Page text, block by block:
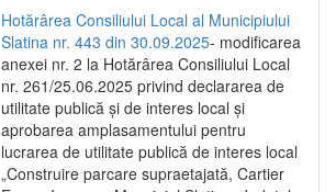
Hotărârea Consiliului Local al Municipiului
Slatina nr. 443 din 30.09.2025- modificarea
anexei nr. 2 la Hotărârea Consiliului Local
nr. 261/25.06.2025 privind declararea de
utilitate publică şi de interes local şi
aprobarea amplasamentului pentru
lucrarea de utilitate publică de interes local
„Construire parcare supraetajată, Cartier